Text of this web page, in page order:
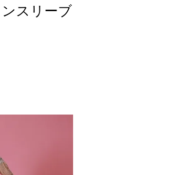
スリーブ